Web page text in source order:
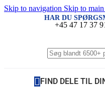
Skip to navigation Skip to
HAR DU
+45 47 17 37
FIND DELE TIL